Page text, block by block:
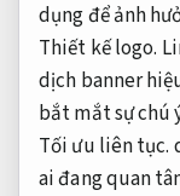
dụng để ảnh
Thiết kế logo.
dịch banner
bắt mắt sự chú
Tối ưu liên tục.
ai đang quan